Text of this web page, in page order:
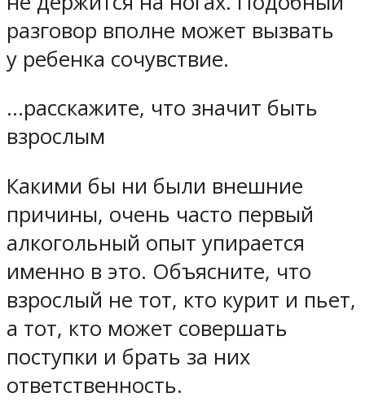
разговор вполне может вызвать
у ребенка сочувствие.
…расскажите, что значит быть
взрослым
Какими бы ни были внешние
причины, очень часто первый
алкогольный опыт упирается
именно в это. Объясните, что
взрослый не тот, кто курит и пьет,
а тот, кто может совершать
поступки и брать за них
ответственность.